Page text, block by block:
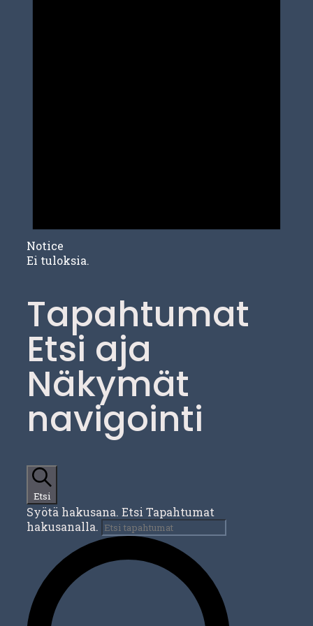
Notice
Ei tuloksia.
Tapahtumat
Etsi aja
Näkymät
navigointi
Etsi
Syötä hakusana. Etsi Tapahtumat
hakusanalla.